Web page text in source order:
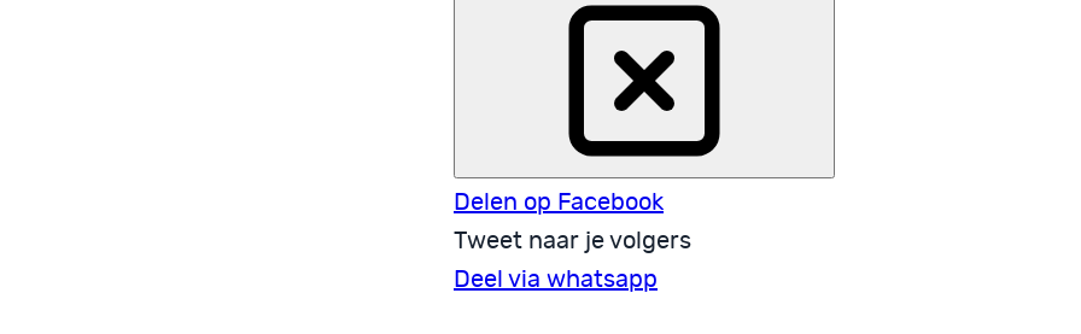
Delen op Facebook
Tweet naar je volgers
Deel via whatsapp